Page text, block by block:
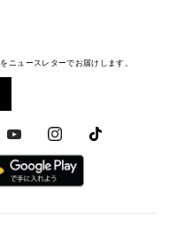
グ
物
ズ
ア
の他
て
物
リー
ア
ッグ
て
て
テム
トケース
ー
ー
ュー
ニュースレターでお届けします。